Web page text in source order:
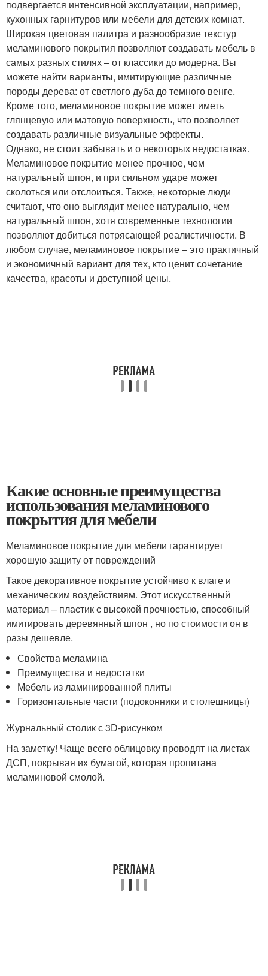
подвергается интенсивной эксплуатации, например,
кухонных гарнитуров или мебели для детских комнат.
Широкая цветовая палитра и разнообразие текстур
меламинового покрытия позволяют создавать мебель в
самых разных стилях – от классики до модерна. Вы
можете найти варианты, имитирующие различные
породы дерева: от светлого дуба до темного венге.
Кроме того, меламиновое покрытие может иметь
глянцевую или матовую поверхность, что позволяет
создавать различные визуальные эффекты.
Однако, не стоит забывать и о некоторых недостатках.
Меламиновое покрытие менее прочное, чем
натуральный шпон, и при сильном ударе может
сколоться или отслоиться. Также, некоторые люди
считают, что оно выглядит менее натурально, чем
натуральный шпон, хотя современные технологии
позволяют добиться потрясающей реалистичности. В
любом случае, меламиновое покрытие – это практичный
и экономичный вариант для тех, кто ценит сочетание
качества, красоты и доступной цены.
Какие основные преимущества
использования меламинового
покрытия для мебели
Меламиновое покрытие для мебели гарантирует
хорошую защиту от повреждений
Такое декоративное покрытие устойчиво к влаге и
механическим воздействиям. Этот искусственный
материал – пластик с высокой прочностью, способный
имитировать деревянный шпон , но по стоимости он в
разы дешевле.
Свойства меламина
Преимущества и недостатки
Мебель из ламинированной плиты
Горизонтальные части (подоконники и столешницы)
Журнальный столик с 3D-рисунком
На заметку! Чаще всего облицовку проводят на листах
ДСП, покрывая их бумагой, которая пропитана
меламиновой смолой.